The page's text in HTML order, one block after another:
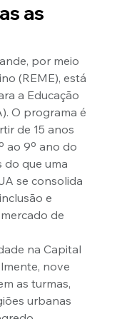
as
por meio
(REME), está
a Educação
O programa é
de 15 anos
ao 9º ano do
do que uma
se consolida
e
de
na Capital
nove
as turmas,
urbanas